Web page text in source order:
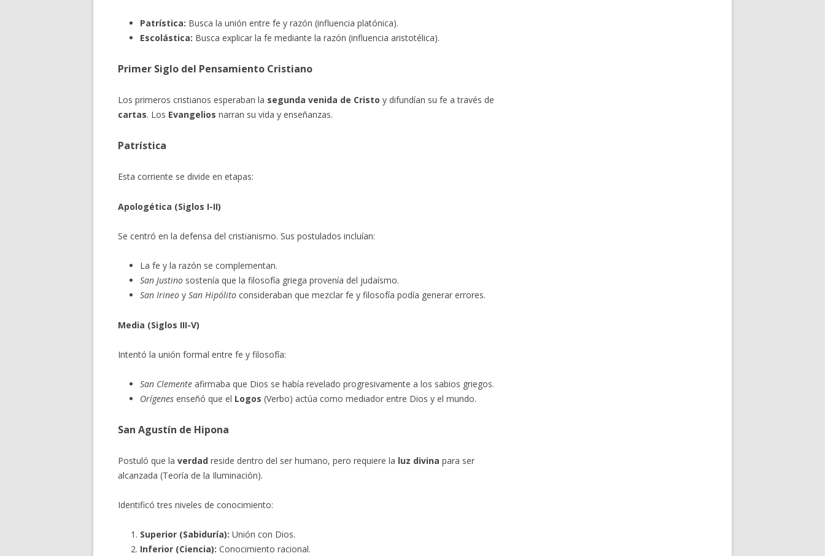
Patrística: Busca la unión entre fe y razón (influencia platónica).
Escolástica: Busca explicar la fe mediante la razón (influencia aristotélica).
Primer Siglo del Pensamiento Cristiano
Los primeros cristianos esperaban la segunda venida de Cristo y difundían su fe a través de
cartas. Los Evangelios narran su vida y enseñanzas.
Patrística
Esta corriente se divide en etapas:
Apologética (Siglos I-II)
Se centró en la defensa del cristianismo. Sus postulados incluían:
La fe y la razón se complementan.
San Justino sostenía que la filosofía griega provenía del judaísmo.
San Irineo y San Hipólito consideraban que mezclar fe y filosofía podía generar errores.
Media (Siglos III-V)
Intentó la unión formal entre fe y filosofía:
San Clemente afirmaba que Dios se había revelado progresivamente a los sabios griegos.
Orígenes enseñó que el Logos (Verbo) actúa como mediador entre Dios y el mundo.
San Agustín de Hipona
Postuló que la verdad reside dentro del ser humano, pero requiere la luz divina para ser
alcanzada (Teoría de la Iluminación).
Identificó tres niveles de conocimiento:
Superior (Sabiduría): Unión con Dios.
Inferior (Ciencia): Conocimiento racional.